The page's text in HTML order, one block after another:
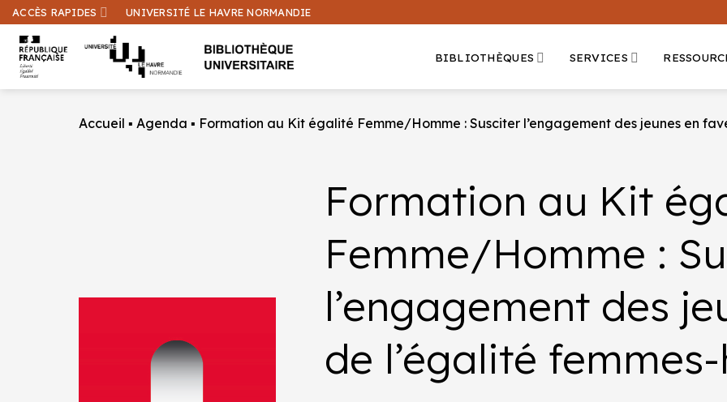
Passer
au
contenu
ACCÈS RAPIDES UNIVERSITÉ LE HAVRE NORMANDIE
BIBLIOTHÈQUES SERVICES
Accueil ▪Agenda ▪ Formation au Kit égalité Femme/Homme : Susciter l’engagement des jeunes en
Formation au Kit
Femme/Homme :
l’engagement des
de l’égalité